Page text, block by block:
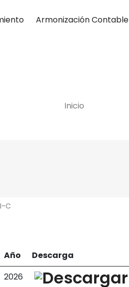
Armonización Contable
Inicio
C
Año
Descarga
2026